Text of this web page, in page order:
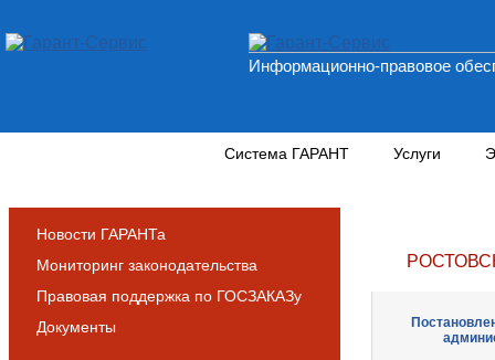
Информационно-правовое
Система ГАРАНТ Услуги
Новости ГАРАНТа
Мониторинг законодательства
Правовая поддержка по ГОСЗАКАЗу
Документы